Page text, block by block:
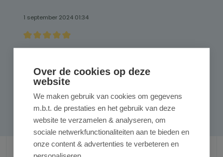
1 september 2024 01:34
Recensie met een waardering van 5 van de 5 sterren
Goed product
Goed product
Pagina
1 Pagina
2
Over de cookies op deze
website
We maken gebruik van cookies om gegevens
m.b.t. de prestaties en het gebruik van deze
website te verzamelen & analyseren, om
sociale netwerkfunctionaliteiten aan te bieden en
onze content & advertenties te verbeteren en
personaliseren.